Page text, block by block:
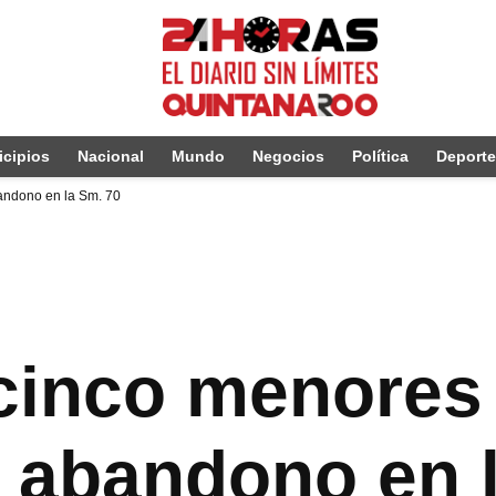
Nacional Mundo Negocios Política
en la Sm. 70
menores
en